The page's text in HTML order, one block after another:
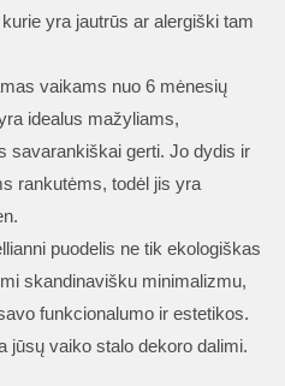
yra jautrūs ar alergiški tam
vaikams nuo 6 mėnesių
idealus mažyliams,
savarankiškai gerti. Jo dydis ir
rankutėms, todėl jis yra
puodelis ne tik ekologiškas
skandinavišku minimalizmu,
funkcionalumo ir estetikos.
jūsų vaiko stalo dekoro dalimi.